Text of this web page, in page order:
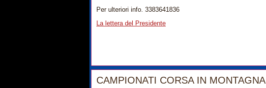
Per ulteriori info. 3383641836
La lettera del Presidente
CAMPIONATI CORSA IN MONTAGNA